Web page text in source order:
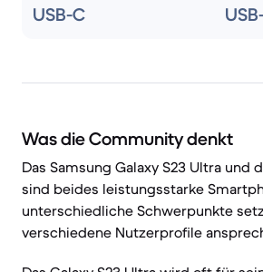
USB-C
Was die Community denkt
Das Samsung Galaxy S23 Ultra und
sind beides leistungsstarke
unterschiedliche Schwerpunkte
verschiedene Nutzerprofile